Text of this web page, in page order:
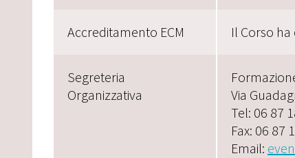
Accreditamento ECM Il Corso
Segreteria
Organizzativa
Via
Tel: 06 87
Fax: 06 87
Email: